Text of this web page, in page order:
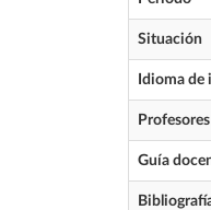
Situación
Idioma
Profesores
Guía